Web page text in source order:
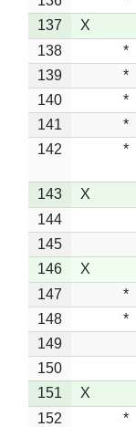
137
X
138
*
139
*
140
*
141
*
142
*
143
X
144
145
146
X
147
*
148
*
149
150
151
X
152
*